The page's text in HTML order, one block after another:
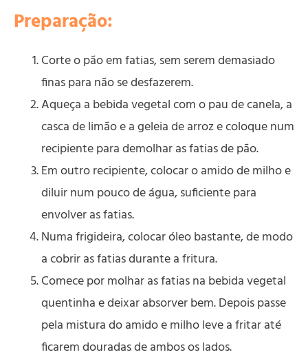
Preparação:
Corte o pão em fatias, sem serem demasiado
finas para não se desfazerem.
Aqueça a bebida vegetal com o pau de canela, a
casca de limão e a geleia de arroz e coloque num
recipiente para demolhar as fatias de pão.
Em outro recipiente, colocar o amido de milho e
diluir num pouco de água, suficiente para
envolver as fatias.
Numa frigideira, colocar óleo bastante, de modo
a cobrir as fatias durante a fritura.
Comece por molhar as fatias na bebida vegetal
quentinha e deixar absorver bem. Depois passe
pela mistura do amido e milho leve a fritar até
ficarem douradas de ambos os lados.